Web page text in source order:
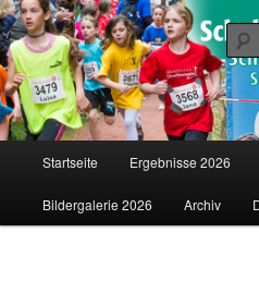
Saarländische
Zum
Inhalt
Startseite Ergebnisse 2026
Bildergalerie 2026 Archiv